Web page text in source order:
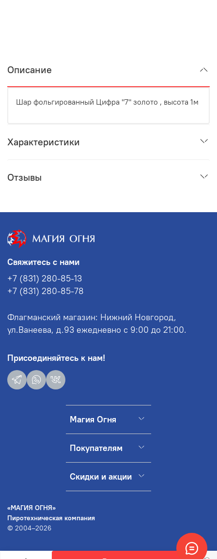
Описание
Шар фольгированный Цифра "7" золото , высота 1м
Характеристики
Отзывы
Магия Огня
Покупателям
Скидки и акции
Свяжитесь с нами
+7 (831) 280-85-13
+7 (831) 280-85-78
Флагманский магазин: Нижний Новгород,
ул.Ванеева, д.93 ежедневно с 9:00 до 21:00.
Присоединяйтесь к нам!
«МАГИЯ ОГНЯ»
Пиротехническая компания
© 2004–2026